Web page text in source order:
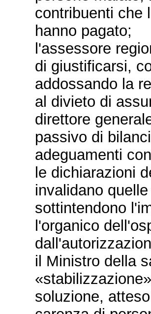
contribuenti che
hanno pagato;
l'assessore
di giustificarsi,
addossando la
al divieto di
direttore
passivo di
adeguamenti
le dichiarazioni
invalidano
sottintendono
l'organico
il Ministro della
soluzione,